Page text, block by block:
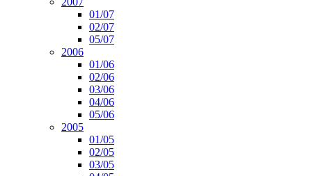
01/07
02/07
05/07
2006
01/06
02/06
03/06
04/06
05/06
2005
01/05
02/05
03/05